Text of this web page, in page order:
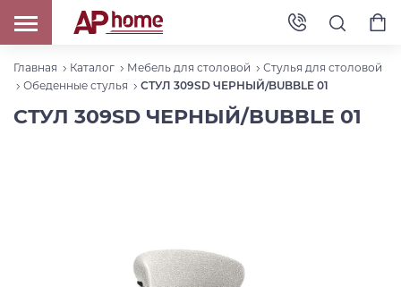
Главная Каталог Мебель для столовой
Стулья для столовой
Обеденные стулья
СТУЛ 309SD ЧЕРНЫЙ/BUBBLE 01
СТУЛ 309SD ЧЕРНЫЙ/BUBBLE 01